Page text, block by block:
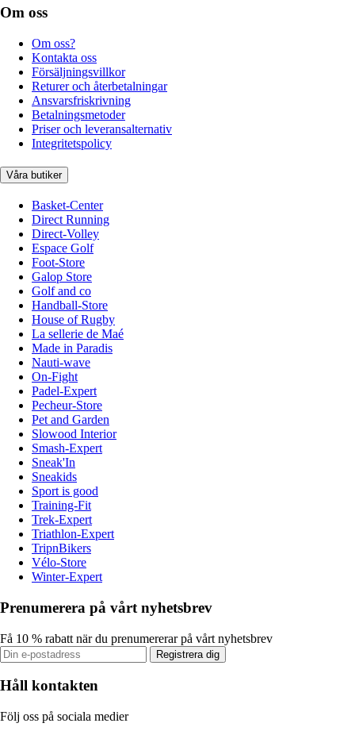
Om oss
Om oss?
Kontakta oss
Försäljningsvillkor
Returer och återbetalningar
Ansvarsfriskrivning
Betalningsmetoder
Priser och leveransalternativ
Integritetspolicy
Våra butiker
Basket-Center
Direct Running
Direct-Volley
Espace Golf
Foot-Store
Galop Store
Golf and co
Handball-Store
House of Rugby
La sellerie de Maé
Made in Paradis
Nauti-wave
On-Fight
Padel-Expert
Pecheur-Store
Pet and Garden
Slowood Interior
Smash-Expert
Sneak'In
Sneakids
Sport is good
Training-Fit
Trek-Expert
Triathlon-Expert
TripnBikers
Vélo-Store
Winter-Expert
Prenumerera på vårt nyhetsbrev
Få 10 % rabatt när du prenumererar på vårt nyhetsbrev
Registrera dig
Håll kontakten
Följ oss på sociala medier